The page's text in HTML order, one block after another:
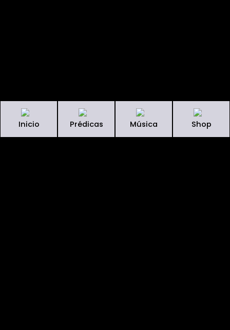
Inicio Prédicas Música Shop